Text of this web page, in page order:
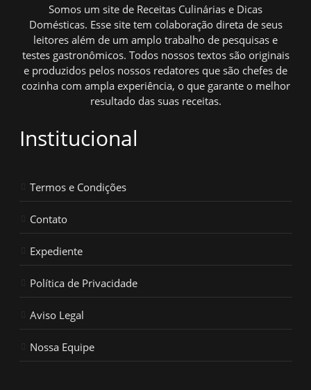
Somos um site de Receitas Culinárias e Dicas
Domésticas. Esse site tem colaboração direta de seus
leitores além de um amplo trabalho de pesquisas e
testes gastronômicos. Todos nossos textos são originais
e produzidos pelos nossos redatores que são chefes de
cozinha com ampla experiência, o que garante o melhor
resultado das suas receitas.
Institucional
Termos e Condições
Contato
Expediente
Política de Privacidade
Aviso Legal
Nossa Equipe